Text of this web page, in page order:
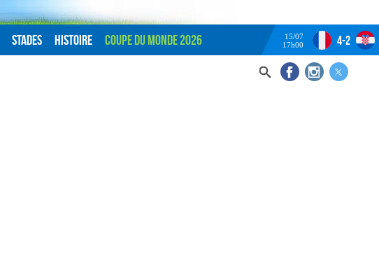
Stades Histoire Coupe du monde 2026
15/07
17h00
4-2